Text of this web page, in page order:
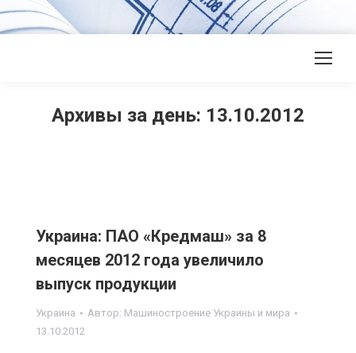
Архивы за день: 13.10.2012
Украина: ПАО «Кредмаш» за 8
месяцев 2012 года увеличило
выпуск продукции
Украина Автор: Машиностроение Украины и мира
13.10.2012